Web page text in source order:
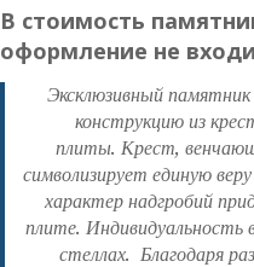
В стоимость
оформление не
Эксклюзивный
конструкцию из
плиты. Крест,
символизирует единую
характер надгробий
плите. Индивидуальность
стеллах. Благодаря